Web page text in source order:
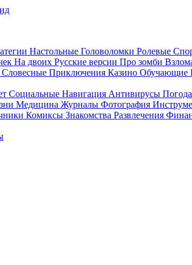
Настольные Головоломки Ролевые
На двоих Русские версии Про зомби
Словесные Приключения Казино Обучающие
Социальные Навигация Антивирусы Погода
Медицина Журналы Фотография
Комиксы Знакомства Развлечения